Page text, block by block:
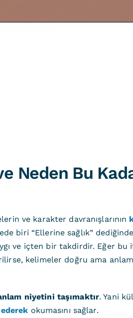
Neden Bu
ve karakter davranışlarının
biri “Ellerine sağlık”
ve içten bir takdirdir. Eğer bu
kelimeler doğru ama
niyetini taşımaktır. Yani
okumasını sağlar.